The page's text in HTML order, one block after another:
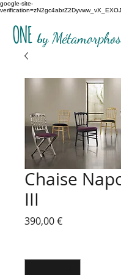
google-site-
ONE by
Chaise
III
390,00 €Prix